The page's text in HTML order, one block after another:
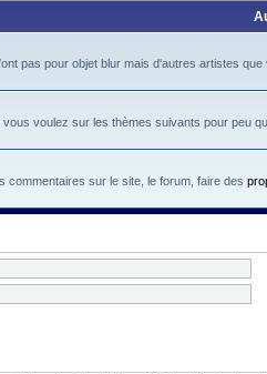
pas pour objet blur mais d'autres artistes
voulez sur les thèmes suivants pour peu
commentaires sur le site, le forum, faire des